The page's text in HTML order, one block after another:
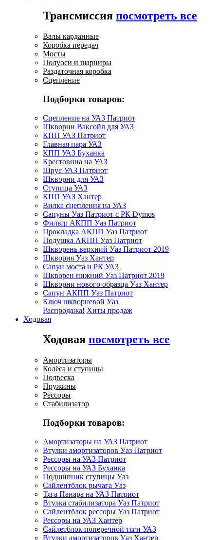
Трансмиссия посмотреть все
Валы карданные
Коробка передач
Мосты
Полуоси и шарниры
Раздаточная коробка
Сцепление
Подборки товаров:
Сцепление на УАЗ Патриот
Шкворни Ваксойл для УАЗ
КПП УАЗ Патриот
Главная пара УАЗ
КПП УАЗ Буханка
Крестовина на УАЗ
Шрус УАЗ Патриот
Шкворни для УАЗ
Ступица УАЗ
КПП УАЗ Хантер
Вилка сцепления на УАЗ
Сапуны Уаз Патриот с РК Dymos
Фильтр АКПП Уаз Патриот
Прокладка АКПП Уаз Патриот
Подушка АКПП Уаз Патриот
Шкворень верхний Уаз Патриот 2019
Шкворня Уаз Хантер
Сапун моста и РК УАЗ
Шкворен нижний Уаз Патриот 2019
Шкворни нового образца Уаз Хантер
Сапун АКПП Уаз Патриот
Ключ шкворневой Уаз
Распродажа! Хиты продаж
Ходовая
Ходовая посмотреть все
Амортизаторы
Колёса и ступицы
Подвеска
Пружины
Рессоры
Стабилизатор
Подборки товаров:
Амортизаторы на УАЗ Патриот
Втулки амортизаторов Уаз Патриот
Рессоры на УАЗ Патриот
Рессоры на УАЗ Буханка
Подшипник ступицы Уаз
Сайлентблок рычага Уаз
Тяга Панара на УАЗ Патриот
Втулка стабилизатора Уаз Патриот
Сайлентблок рессоры Уаз Патриот
Рессоры на УАЗ Хантер
Сайлетблок поперечной тяги УАЗ
Втулки амортизаторов Уаз Хантер